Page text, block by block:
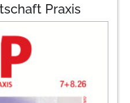
Praxis